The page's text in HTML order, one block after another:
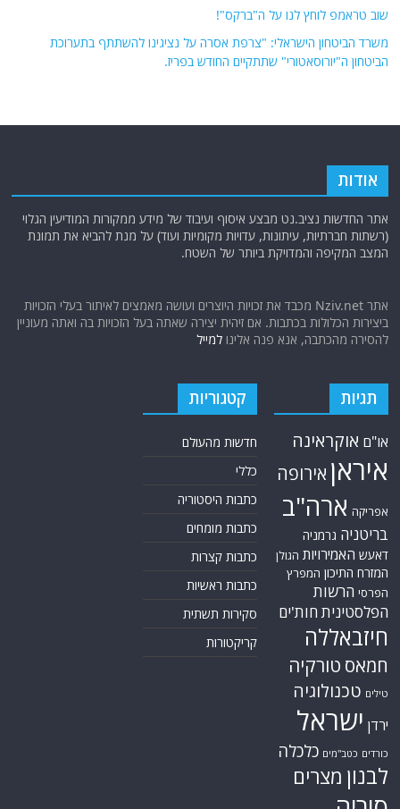
שוב טראמפ לוחץ לנו על ה"ברקס"!
משרד הביטחון הישראלי: "צרפת אסרה על נציגינו להשתתף בתערוכת
הביטחון ה"יורוסאטורי" שתתקיים החודש בפריז.
אודות
אתר החדשות נציב.נט מבצע איסוף ועיבוד של מידע ממקורות המודיעין הגלוי
(רשתות חברתיות, עיתונות, עדויות מקומיות ועוד) על מנת להביא את תמונת
המצב המקיפה והמדויקת ביותר של השטח.
אתר Nziv.net מכבד את זכויות היוצרים ועושה מאמצים לאיתור בעלי הזכויות
ביצירות הכלולות בכתבות. אם זיהית יצירה שאתה בעל הזכויות בה ואתה מעוניין
להסירה מהכתבה, אנא פנה אלינולמייל
תגיות
או"ם אוקראינה
איראן אירופה
אפריקה ארה"ב
בריטניה גרמניה
דאעש האמירויות הגולן
המזרח התיכון המפרץ
הפרסי הרשות
הפלסטיניתחות'ים
חיזבאללה
חמאס טורקיה
טילים טכנולוגיה
ירדן ישראל
כורדים כטב"מים כלכלה
לבנון מצרים
קטגוריות
חדשות מהעולם
כללי
כתבות היסטוריה
כתבות מומחים
כתבות קצרות
כתבות ראשיות
סקירות תשתית
קריקטורות